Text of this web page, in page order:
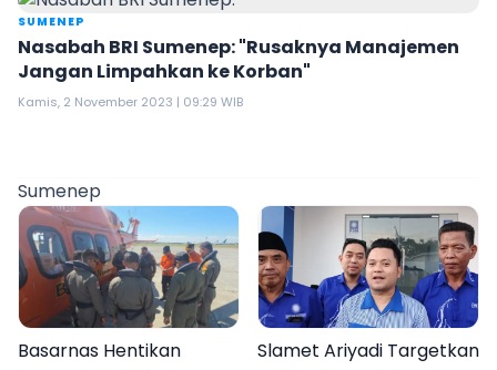
SUMENEP
Nasabah BRI Sumenep: "Rusaknya Manajemen
Jangan Limpahkan ke Korban"
Kamis, 2 November 2023 | 09:29 WIB
Sumenep
Basarnas Hentikan
Slamet Ariyadi Targetkan